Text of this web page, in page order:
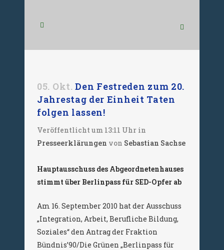
05. Okt. Den Festreden zum 20.
Jahrestag der Einheit Taten
folgen lassen!
Veröffentlicht um 13:11 Uhr in
Presseerklärungen von Sebastian Sachse
Hauptausschuss des Abgeordnetenhauses
stimmt über Berlinpass für SED-Opfer ab
Am 16. September 2010 hat der Ausschuss
„Integration, Arbeit, Berufliche Bildung,
Soziales“ den Antrag der Fraktion
Bündnis’90/Die Grünen „Berlinpass für